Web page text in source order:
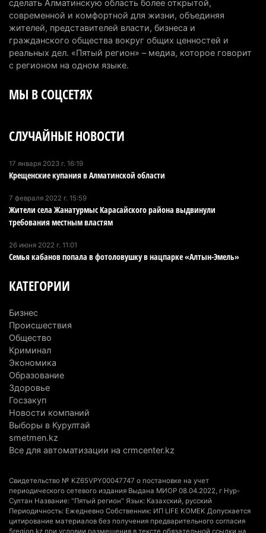
6 августа 2026 г. 12:12
Первый раз с ИИ в первый класс: казахстанских
первоклассников начнут учить искусственному
интеллекту
Казахстанцы назвали доход, при котором не
6 августа 2026 г. 09:52
Пожар в Аксайском ущелье под Алматы
полностью ликвидирован спустя три дня
Минэкологии опровергло фото тигра возле села
5 августа 2026 г. 17:06
мировом рейтинге благополучия
Казахстан может начать выпуск экологичного
топлива для самолетов: пилотный проект
запустят в Алатау
5 августа 2026 г. 12:32
Туриста с тяжелыми травмами эвакуировали в
горах Алматинской области после камнепада
5 августа 2026 г. 11:23
Хозяина собак, едва не загрызших ребенка в
трагедии
5 августа 2026 г. 09:17
В Алматинской области запустят производство
сделать Алматинскую область более открытой,
современной и комфортной для жизни, объединяя
жителей, представителей власти, бизнеса и
гражданского общества вокруг общих ценностей и
реальных дел. «Пятый регион» – медиа, которое говорит
с регионом на одном языке.
МЫ В СОЦСЕТЯХ
СЛУЧАЙНЫЕ НОВОСТИ
17 января 2023 г. 16:19
Крещенские купания в Алматинской области
7 февраля 2022 г. 15:59
Жители села Жанатурмыс Карасайского района выдвинули
требования местным властям
26 июня 2022 г. 11:01
Семья кабанов попала в фотоловушку в нацпарке «Алтын-Эмель»
КАТЕГОРИИ
Бизнес
Происшествия
Общество
Криминал
Экономика
Образование
Здоровье
Госзакуп
Новости компаний
Выборы в Курултай
smetmen.kz
Все для автоматизации на crmcenter.kz
Свидетельство № KZ65VPY00047747 о постановке на учет
периодического сетевого издания Выдана МИОР 08.04.2022, г Нур-
Султан Название: "Пятый регион" Язык: Казахский, русский
Периодичность: Ежедневно Собственник: ИП LIFE KOMEK Допускается
цитирование материалов без получения предварительного согласия
5region.kz при условии размещения в тексте обязательной ссылки на